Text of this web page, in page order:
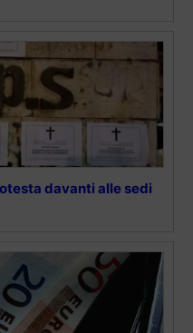
davanti alle sedi